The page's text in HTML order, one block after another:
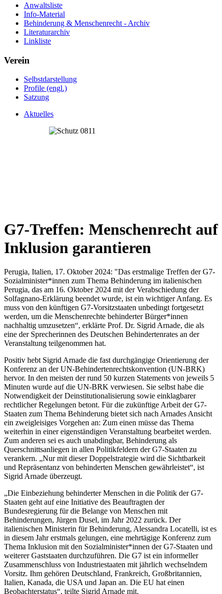
Anwaltsliste
Info-Material
Behinderung & Menschenrecht - Archiv
Literaturarchiv
Linkliste
Verein
Selbstdarstellung
Profile (engl.)
Satzung
Aktuelles
G7-Treffen: Menschenrecht auf
Inklusion garantieren
Perugia, Italien, 17. Oktober 2024: "Das erstmalige Treffen der G7-
Sozialminister*innen zum Thema Behinderung im italienischen
Perugia, das am 16. Oktober 2024 mit der Verabschiedung der
Solfagnano-Erklärung beendet wurde, ist ein wichtiger Anfang. Es
muss von den künftigen G7-Vorsitzstaaten unbedingt fortgesetzt
werden, um die Menschenrechte behinderter Bürger*innen
nachhaltig umzusetzen“, erklärte Prof. Dr. Sigrid Arnade, die als
eine der Sprecherinnen des Deutschen Behindertenrates an der
Veranstaltung teilgenommen hat.
Positiv hebt Sigrid Arnade die fast durchgängige Orientierung der
Konferenz an der UN-Behindertenrechtskonvention (UN-BRK)
hervor. In den meisten der rund 50 kurzen Statements von jeweils 5
Minuten wurde auf die UN-BRK verwiesen. Sie selbst habe die
Notwendigkeit der Deinstitutionalisierung sowie einklagbarer
rechtlicher Regelungen betont. Für die zukünftige Arbeit der G7-
Staaten zum Thema Behinderung bietet sich nach Arnades Ansicht
ein zweigleisiges Vorgehen an: Zum einen müsse das Thema
weiterhin in einer eigenständigen Veranstaltung bearbeitet werden.
Zum anderen sei es auch unabdingbar, Behinderung als
Querschnittsanliegen in allen Politikfeldern der G7-Staaten zu
verankern. „Nur mit dieser Doppelstrategie wird die Sichtbarkeit
und Repräsentanz von behinderten Menschen gewährleistet“, ist
Sigrid Arnade überzeugt.
„Die Einbeziehung behinderter Menschen in die Politik der G7-
Staaten geht auf eine Initiative des Beauftragten der
Bundesregierung für die Belange von Menschen mit
Behinderungen, Jürgen Dusel, im Jahr 2022 zurück. Der
italienischen Ministerin für Behinderung, Alessandra Locatelli, ist es
in diesem Jahr erstmals gelungen, eine mehrtägige Konferenz zum
Thema Inklusion mit den Sozialminister*innen der G7-Staaten und
weiterer Gaststaaten durchzuführen. Die G7 ist ein informeller
Zusammenschluss von Industriestaaten mit jährlich wechselndem
Vorsitz. Ihm gehören Deutschland, Frankreich, Großbritannien,
Italien, Kanada, die USA und Japan an. Die EU hat einen
Beobachterstatus“, teilte Sigrid Arnade mit.